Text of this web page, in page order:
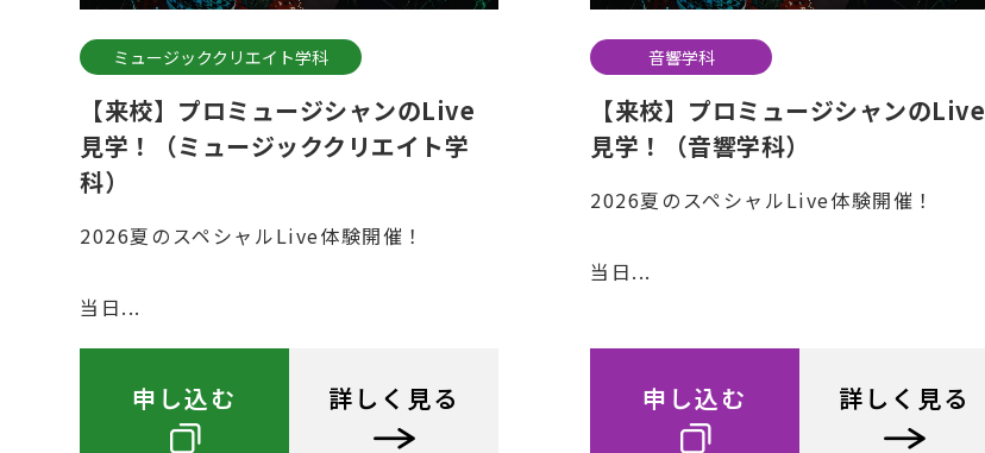
ミュージッククリエイト学科
【来校】プロミュージシャンのLive
見学！（ミュージッククリエイト学
科）
2026夏のスペシャルLive体験開催！
当日...
申し込む 詳しく見る
音響学科
【来校】プロミュージシャンのLive
見学！（音響学科）
2026夏のスペシャルLive体験開催！
当日...
申し込む 詳しく見る